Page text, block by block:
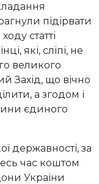
підірвати
статті
які, сліпі, не
великого
Захід, що вічно
а згодом і
єдиного
державності, за
час коштом
України